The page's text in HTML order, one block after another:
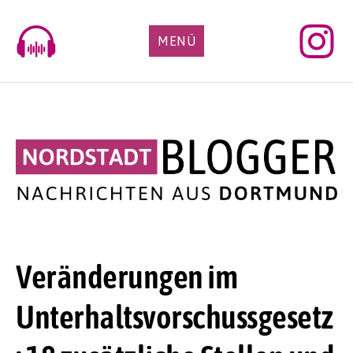
content
MENÜ
Veränderungen im
Unterhaltsvorschussgesetz